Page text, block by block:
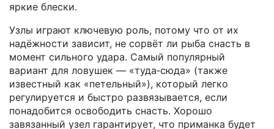
яркие блески.
Узлы играют ключевую роль, потому что от их
надёжности зависит, не сорвёт ли рыба снасть в
момент сильного удара. Самый популярный
вариант для ловушек — «туда‑сюда» (также
известный как «петельный»), который легко
регулируется и быстро развязывается, если
понадобится освободить снасть. Хорошо
завязанный узел гарантирует, что приманка будет